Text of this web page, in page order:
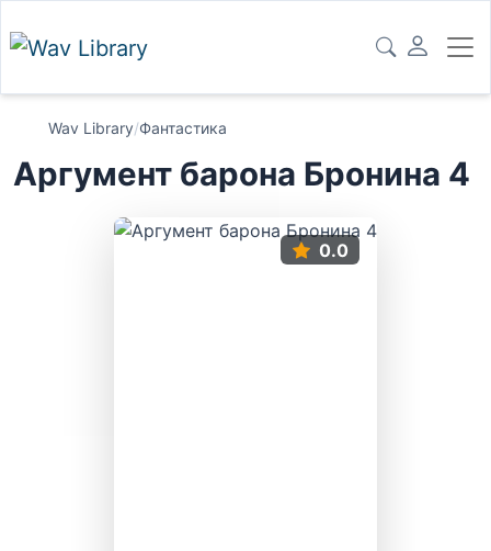
Wav Library/Фантастика
Аргумент барона Бронина 4
0.0